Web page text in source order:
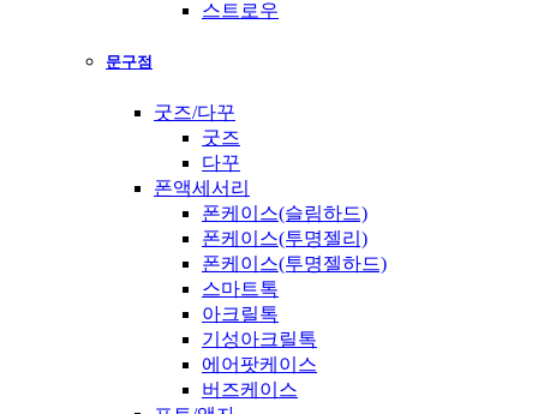
스트로우
문구점
굿즈/다꾸
굿즈
다꾸
폰액세서리
폰케이스(슬림하드)
폰케이스(투명젤리)
폰케이스(투명젤하드)
스마트톡
아크릴톡
기성아크릴톡
에어팟케이스
버즈케이스